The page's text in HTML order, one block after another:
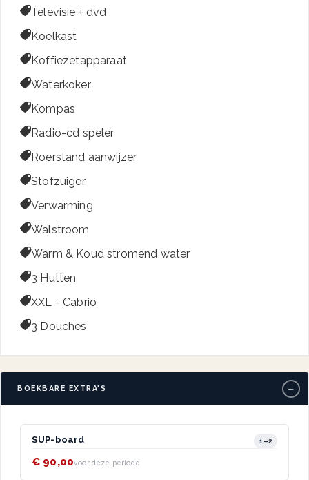
Televisie + dvd
Koelkast
Koffiezetapparaat
Waterkoker
Kompas
Radio-cd speler
Roerstand aanwijzer
Stofzuiger
Verwarming
Walstroom
Warm & Koud stromend water
3 Hutten
XXL - Cabrio
3 Douches
BOEKBARE EXTRA'S −
SUP-board 1–2
€ 90,00voor deze periode